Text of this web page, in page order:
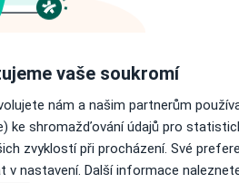
nejsou k dispozici
informace o svých službách.
vaše soukromí
nám a našim partnerům
ke shromažďování údajů pro
zvyklostí při procházení. Své
v nastavení. Další informace